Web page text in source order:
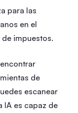
para las
en el
impuestos.
de
escanear
IA es capaz de